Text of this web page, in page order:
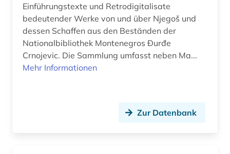
Einführungstexte und Retrodigitalisate
bedeutender Werke von und über Njegoš und
dessen Schaffen aus den Beständen der
Nationalbibliothek Montenegros Đurđe
Crnojevic. Die Sammlung umfasst neben Ma...
Mehr Informationen
Zur Datenbank